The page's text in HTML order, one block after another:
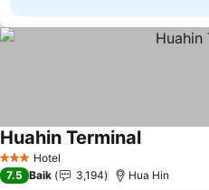
3 BintangHotel
Huahin TerminalLihat harga
7.5 Baik 3,194 Hua Hin